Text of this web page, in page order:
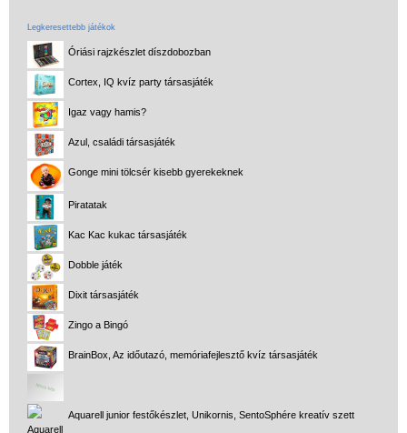
Legkeresettebb játékok
Óriási rajzkészlet díszdobozban
Cortex, IQ kvíz party társasjáték
Igaz vagy hamis?
Azul, családi társasjáték
Gonge mini tölcsér kisebb gyerekeknek
Piratatak
Kac Kac kukac társasjáték
Dobble játék
Dixit társasjáték
Zingo a Bingó
BrainBox, Az időutazó, memóriafejlesztő kvíz társasjáték
Aquarell junior festőkészlet, Unikornis, SentoSphére kreatív szett